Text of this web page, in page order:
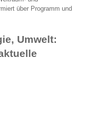
über Programm und
Umwelt: